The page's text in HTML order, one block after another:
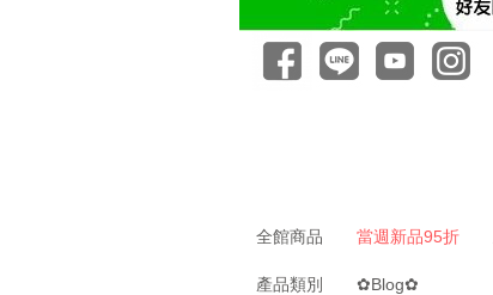
全館商品 當週新品95折
產品類別 ✿Blog✿